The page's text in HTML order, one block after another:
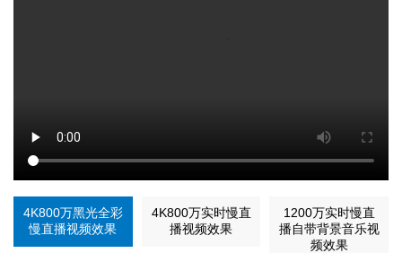
4K800万黑光全彩
慢直播视频效果
4K800万实时慢直
播视频效果
1200万实时慢直
播自带背景音乐视
频效果